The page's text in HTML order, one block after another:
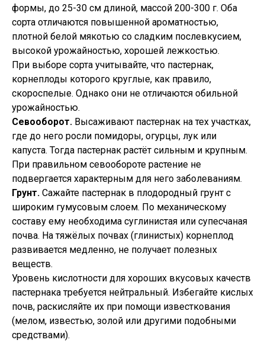
формы, до 25-30 см длиной, массой 200-300 г. Оба
сорта отличаются повышенной ароматностью,
плотной белой мякотью со сладким послевкусием,
высокой урожайностью, хорошей лежкостью.
При выборе сорта учитывайте, что пастернак,
корнеплоды которого круглые, как правило,
скороспелые. Однако они не отличаются обильной
урожайностью.
Севооборот. Высаживают пастернак на тех участках,
где до него росли помидоры, огурцы, лук или
капуста. Тогда пастернак растёт сильным и крупным.
При правильном севообороте растение не
подвергается характерным для него заболеваниям.
Грунт. Сажайте пастернак в плодородный грунт с
широким гумусовым слоем. По механическому
составу ему необходима суглинистая или супесчаная
почва. На тяжёлых почвах (глинистых) корнеплод
развивается медленно, не получает полезных
веществ.
Уровень кислотности для хороших вкусовых качеств
пастернака требуется нейтральный. Избегайте кислых
почв, раскисляйте их при помощи известкования
(мелом, известью, золой или другими подобными
средствами).